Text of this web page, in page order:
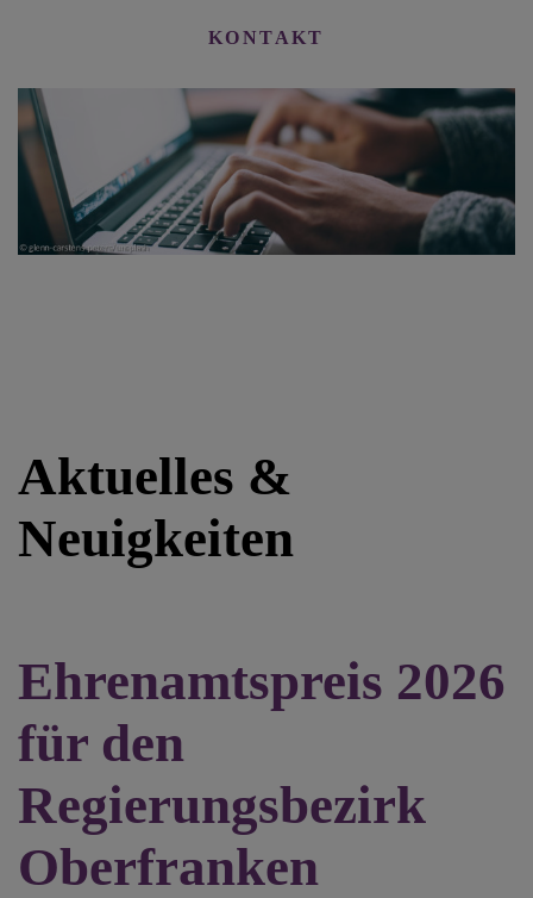
KONTAKT
Aktuelles &
Neuigkeiten
Ehrenamtspreis 2026
für den
Regierungsbezirk
Oberfranken